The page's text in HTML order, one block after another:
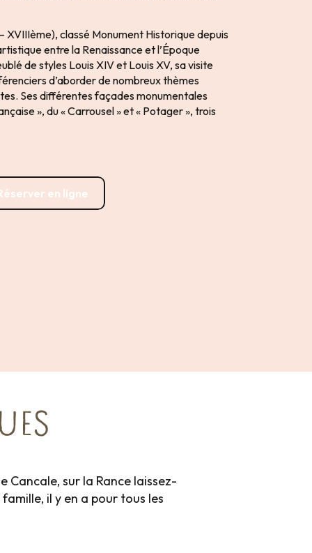
XVIIIème), classé Monument Historique depuis
entre la Renaissance et l’Époque
de styles Louis XIV et Louis XV, sa visite
d’aborder de nombreux thèmes
Ses différentes façades monumentales
», du « Carrousel » et « Potager », trois
en ligne
sur la Rance laissez-
il y en a pour tous les